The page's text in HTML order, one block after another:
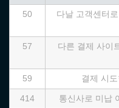
50
다날 고객센터
57
다른 결제 사이
59 결제 시
414 통신사로 미납